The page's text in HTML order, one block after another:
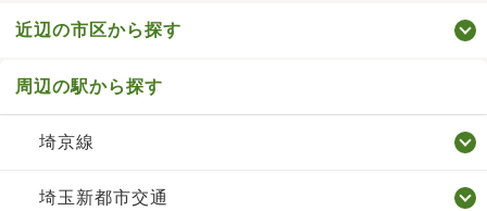
近辺の市区から探す
周辺の駅から探す
埼京線
埼玉新都市交通